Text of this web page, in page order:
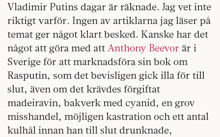
Vladimir Putins dagar är räknade. Jag vet inte
riktigt varför. Ingen av artiklarna jag läser på
temat ger något klart besked. Kanske har det
något att göra med att Anthony Beevor är i
Sverige för att marknadsföra sin bok om
Rasputin, som det bevisligen gick illa för till
slut, även om det krävdes förgiftat
madeiravin, bakverk med cyanid, en grov
misshandel, möjligen kastration och ett antal
kulhål innan han till slut drunknade,